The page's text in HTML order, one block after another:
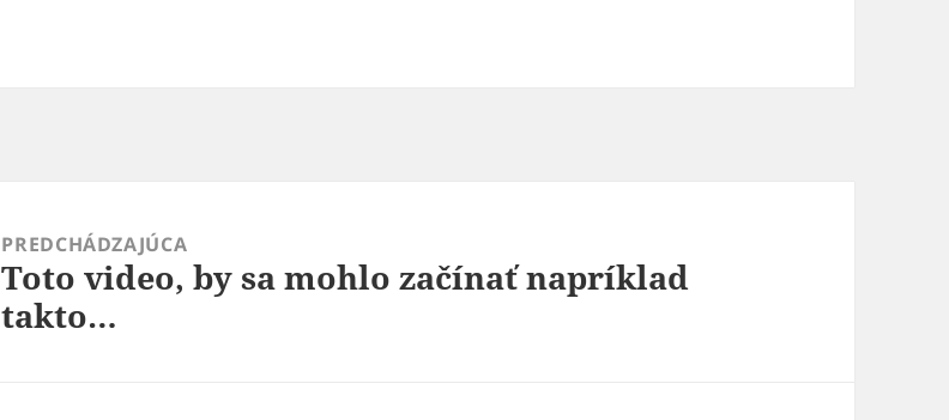
PREDCHÁDZAJÚCA
Predchádzajúci
článok:
Toto video, by sa mohlo začínať napríklad
takto…